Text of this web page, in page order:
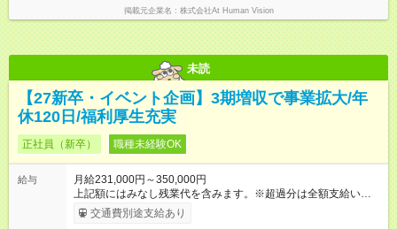
掲載元企業名 株式会社At Human Vision
未読
【27新卒・イベント企画】3期増収で事業拡大/年
休120日/福利厚生充実
正社員（新卒） 職種未経験OK
給与
月給231,000円～350,000円
上記額にはみなし残業代を含みます。※超過分は全額支給いたし
ます。 みなし残業代 24,000円 ～ 37,000円／月 みなし残業時
間 15時間／月 【給与】 月給： 大卒・院卒 ：243，000
交通費別途支給あり